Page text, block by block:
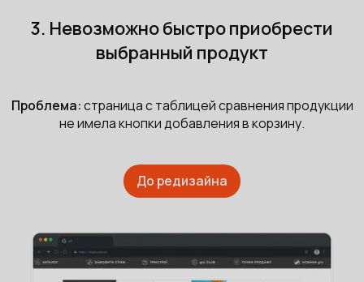
3. Невозможно быстро приобрести
выбранный продукт
Проблема:страница с таблицей сравнения продукции
не имела кнопки добавления в корзину.
До редизайна